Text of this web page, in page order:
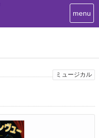
T
o
n
g
menu
ミュージカル